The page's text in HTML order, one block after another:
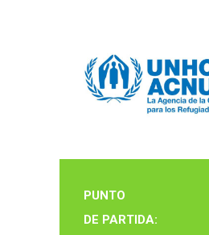
PUNTO
DE PARTIDA: